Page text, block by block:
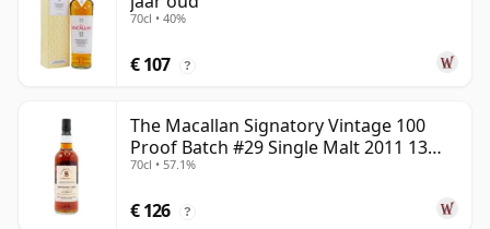
70cl • 40%
€ 107 ?
The Macallan Signatory Vintage 100
Proof Batch #29 Single Malt 2011 13
jaar oud
70cl • 57.1%
€ 126 ?